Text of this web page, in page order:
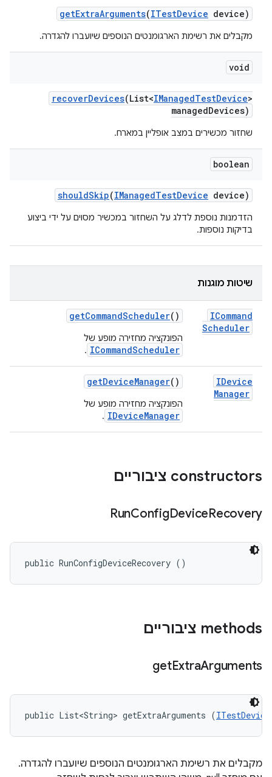
getExtraArguments(ITestDevice device)
מקבלים את רשימת הארגומנטים הנוספים שיועברו להגדרה.
void
recoverDevices(List<IManagedTestDevice>
managedDevices)
שחזור מכשירים במצב אופליין במארח.
boolean
shouldSkip(IManagedTestDevice device)
הזדמנות נוספת לדלג על השחזור במכשיר מסוים על ידי ביצוע
בדיקות נוספות.
שיטות מוגנות
ICommand
Scheduler
getCommandScheduler()
הפונקציה מחזירה מופע של
ICommandScheduler
.
IDevice
Manager
getDeviceManager()
הפונקציה מחזירה מופע של
IDeviceManager
.
‫constructors ציבוריים
RunConfigDeviceRecovery
public RunConfigDeviceRecovery ()
‫methods ציבוריים
getExtraArguments
public List<String> getExtraArguments (ITestDevice
מקבלים את רשימת הארגומנטים הנוספים שיועברו להגדרה.